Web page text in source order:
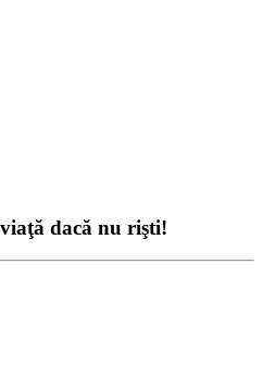
dacă nu rişti!